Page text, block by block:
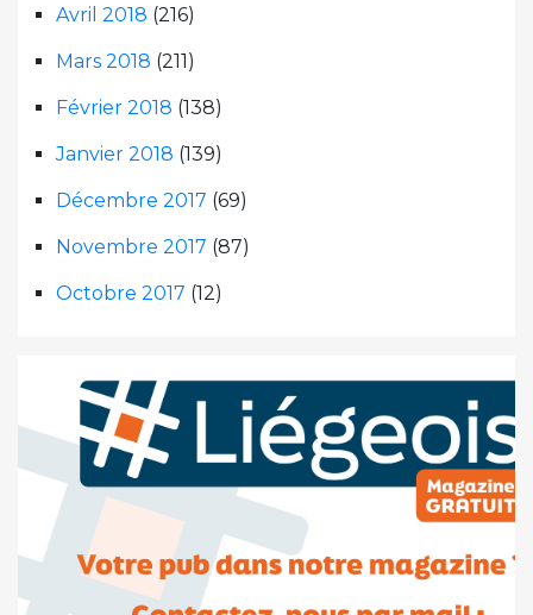
Avril 2018 (216)
Mars 2018 (211)
Février 2018 (138)
Janvier 2018 (139)
Décembre 2017 (69)
Novembre 2017 (87)
Octobre 2017 (12)